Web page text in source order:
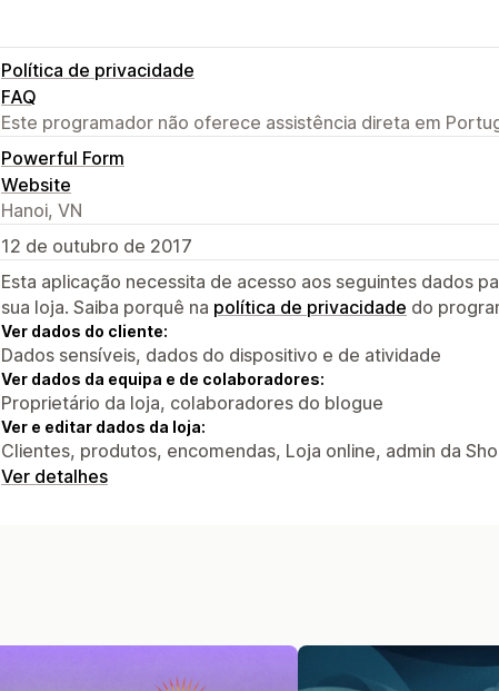
Política de privacidade
FAQ
Este programador não oferece assistência direta em
Powerful Form
Website
Hanoi, VN
12 de outubro de 2017
Esta aplicação necessita de acesso aos seguintes dados
sua loja. Saiba porquê na política de privacidade do
Ver dados do cliente:
Dados sensíveis, dados do dispositivo e de atividade
Ver dados da equipa e de colaboradores:
Proprietário da loja, colaboradores do blogue
Ver e editar dados da loja:
Clientes, produtos, encomendas, Loja online, admin da
Ver detalhes